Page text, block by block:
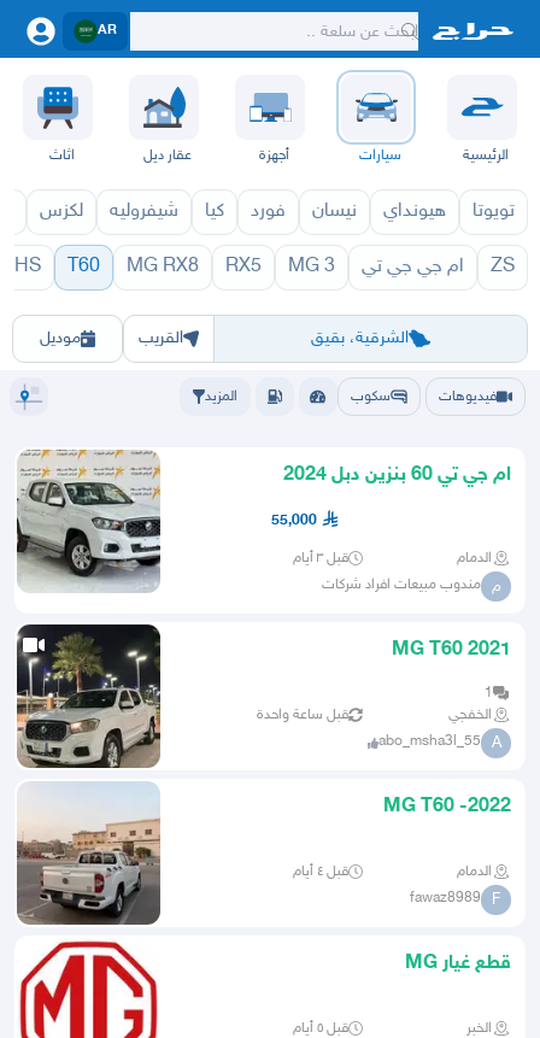
AR
الرئيسية سيارات أجهزة عقار ديل اثاث
تويوتا هيونداي نيسان فورد كيا شيفروليه لكزس
ZS ام جي جي تي MG 3
RX5
MG RX8
T60
HS
الشرقية، بقيق
الرياض جدهمكه تبوك القصيمحائل أبها الباحة
القريب موديل
1971 T60 1970
فيديوهات سكوب المزيد
ام جي تي 60 بنزين دبل 2024
55,000
الدمام قبل ٣ أيام
م مندوب مبيعات افراد شركات
MG T60 2021
1
الخفجي
قبل ساعة واحدة
A
abo_msha3l_55
MG T60 -2022
الدمام قبل ٤ أيام
F
fawaz8989
قطع غيار MG
الخبر قبل ٥ أيام